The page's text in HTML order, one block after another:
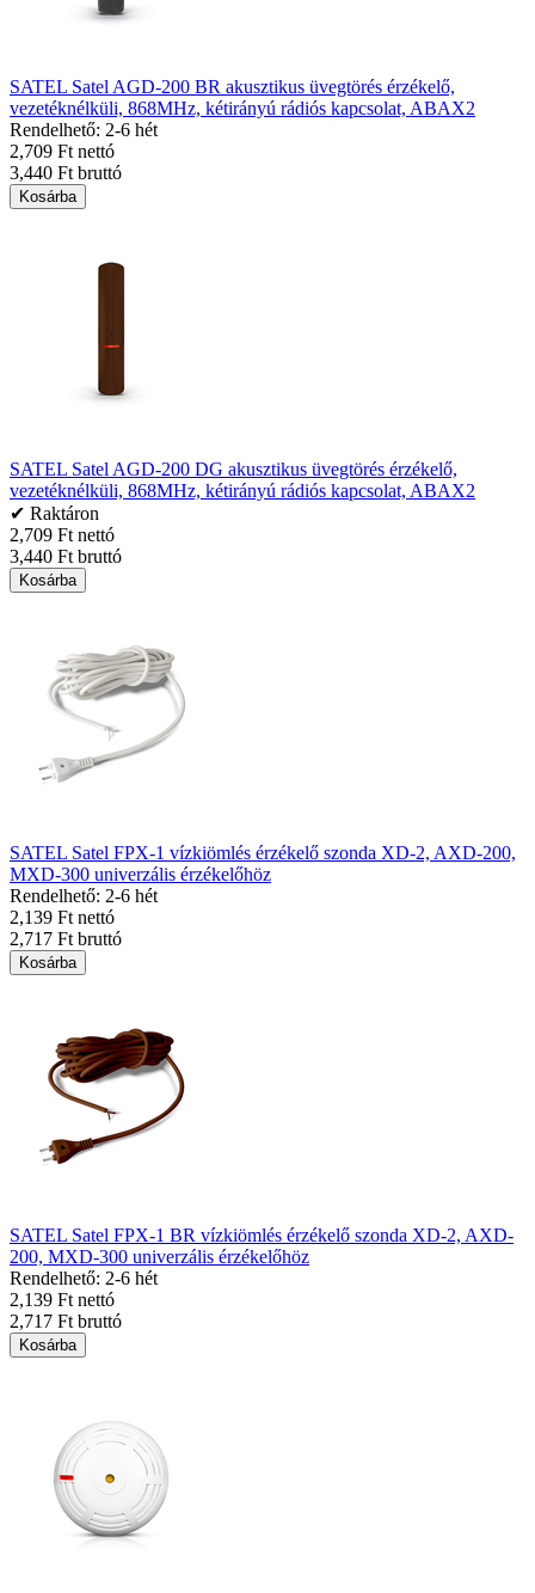
SATEL Satel AGD-200 BR akusztikus üvegtörés érzékelő,
vezetéknélküli, 868MHz, kétirányú rádiós kapcsolat, ABAX2
Rendelhető: 2-6 hét
2,709 Ft nettó
3,440 Ft bruttó
Kosárba
SATEL Satel AGD-200 DG akusztikus üvegtörés érzékelő,
vezetéknélküli, 868MHz, kétirányú rádiós kapcsolat, ABAX2
✔ Raktáron
2,709 Ft nettó
3,440 Ft bruttó
Kosárba
SATEL Satel FPX-1 vízkiömlés érzékelő szonda XD-2, AXD-200,
MXD-300 univerzális érzékelőhöz
Rendelhető: 2-6 hét
2,139 Ft nettó
2,717 Ft bruttó
Kosárba
SATEL Satel FPX-1 BR vízkiömlés érzékelő szonda XD-2, AXD-
200, MXD-300 univerzális érzékelőhöz
Rendelhető: 2-6 hét
2,139 Ft nettó
2,717 Ft bruttó
Kosárba